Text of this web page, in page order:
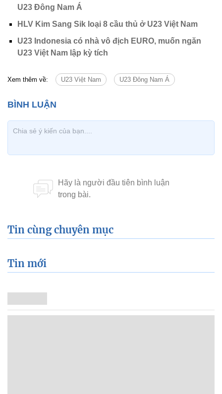
U23 Đông Nam Á
HLV Kim Sang Sik loại 8 cầu thủ ở U23 Việt Nam
U23 Indonesia có nhà vô địch EURO, muốn ngăn
U23 Việt Nam lập kỳ tích
Xem thêm về: U23 Việt Nam U23 Đông Nam Á
Tin cùng chuyên mục
Tin mới